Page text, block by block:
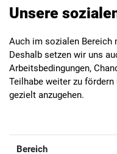
Unsere
Auch im sozialen Bereich
Deshalb setzen wir uns
Arbeitsbedingungen,
Teilhabe weiter zu
gezielt anzugehen.
Bereich